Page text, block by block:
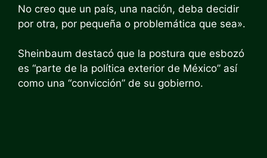
No creo que un país, una nación, deba decidir
por otra, por pequeña o problemática que sea».
Sheinbaum destacó que la postura que esbozó
es “parte de la política exterior de México” así
como una “convicción” de su gobierno.